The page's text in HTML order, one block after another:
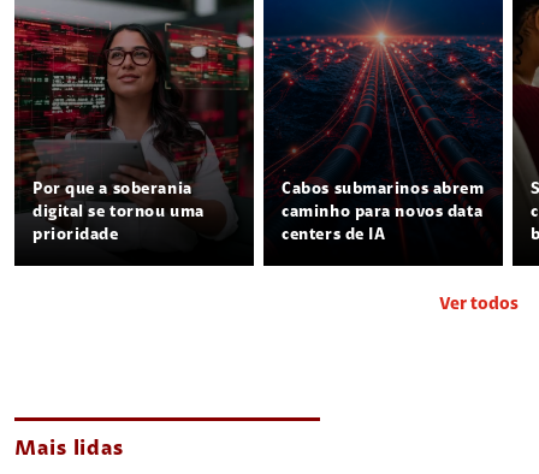
Por que a soberania
digital se tornou uma
prioridade
Cabos submarinos abrem
caminho para novos data
centers de IA
Ver todos
Mais lidas